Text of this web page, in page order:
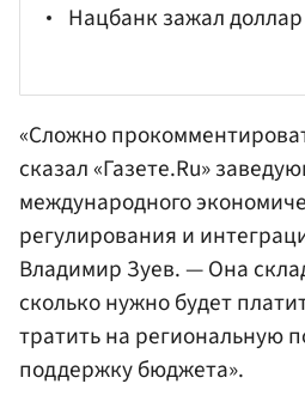
Нацбанк зажал доллар
«Сложно
сказал «Газете.Ru»
международного
регулирования и
Владимир Зуев. — Она
сколько нужно будет
тратить на региональную
поддержку бюджета».